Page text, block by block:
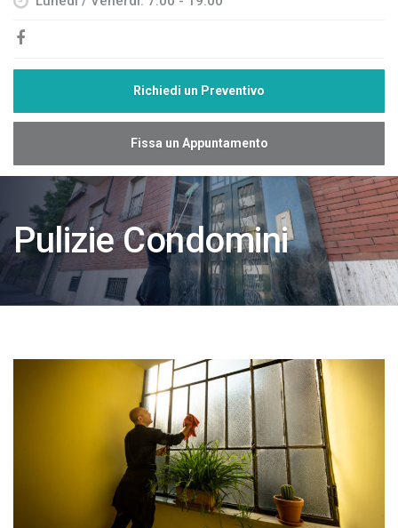
Richiedi un Preventivo
Fissa un Appuntamento
Pulizie Condomini